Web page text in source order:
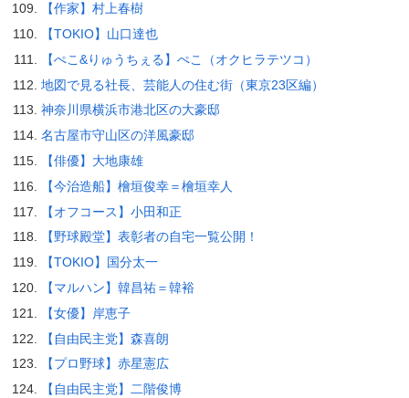
【作家】村上春樹
【TOKIO】山口達也
【ぺこ&りゅうちぇる】ぺこ（オクヒラテツコ）
地図で見る社長、芸能人の住む街（東京23区編）
神奈川県横浜市港北区の大豪邸
名古屋市守山区の洋風豪邸
【俳優】大地康雄
【今治造船】檜垣俊幸＝檜垣幸人
【オフコース】小田和正
【野球殿堂】表彰者の自宅一覧公開！
【TOKIO】国分太一
【マルハン】韓昌祐＝韓裕
【女優】岸恵子
【自由民主党】森喜朗
【プロ野球】赤星憲広
【自由民主党】二階俊博